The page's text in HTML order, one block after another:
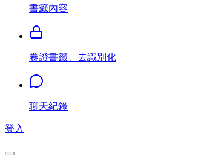
書籤內容
卷證書籤、去識別化
聊天紀錄
登入